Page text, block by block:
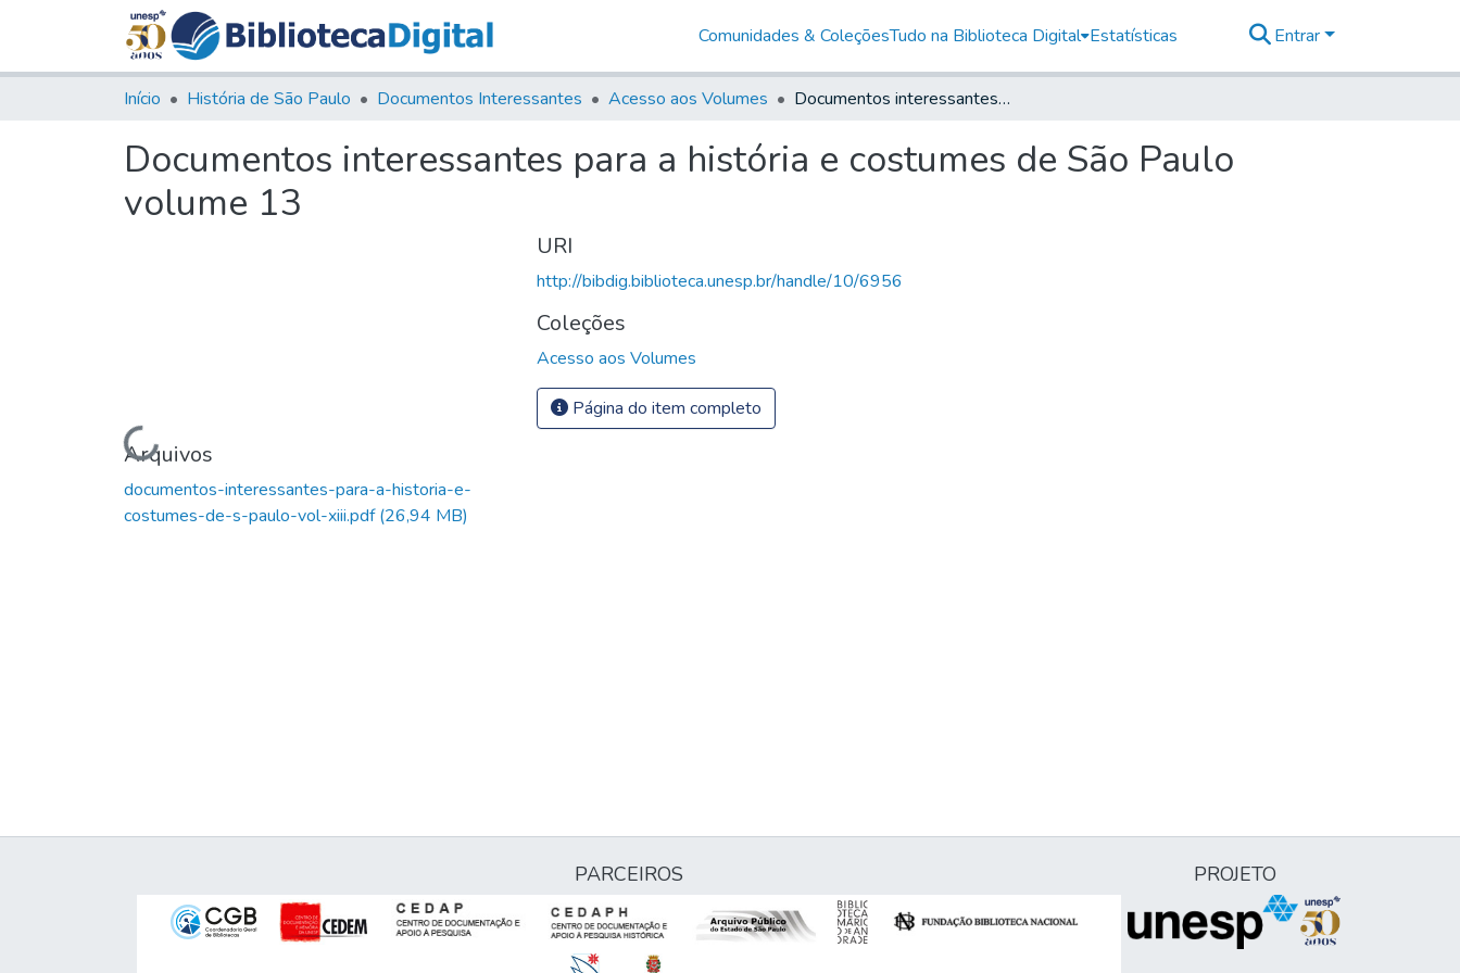
Comunidades & ColeçõesTudo na Biblioteca Digital Estatísticas Entrar
Início História de São Paulo Documentos Interessantes Acesso aos Volumes Documentos interessantes para a história e costumes de São Paulo volume 13
Documentos interessantes para a história e costumes de São Paulo
volume 13
Carregando...
Arquivos
documentos-interessantes-para-a-historia-e-
costumes-de-s-paulo-vol-xiii.pdf(26,94 MB)
URI
http://bibdig.biblioteca.unesp.br/handle/10/6956
Coleções
Acesso aos Volumes
Página do item completo
PARCEIROS PROJETO